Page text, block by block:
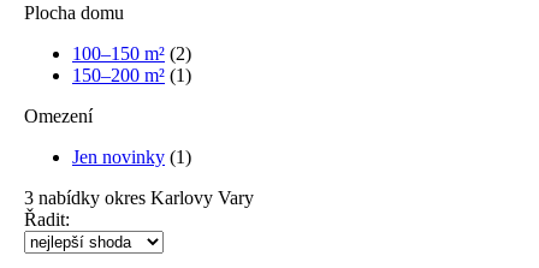
Plocha domu
100–150 m² (2)
150–200 m² (1)
Omezení
Jen novinky (1)
3 nabídky okres Karlovy Vary
Řadit: